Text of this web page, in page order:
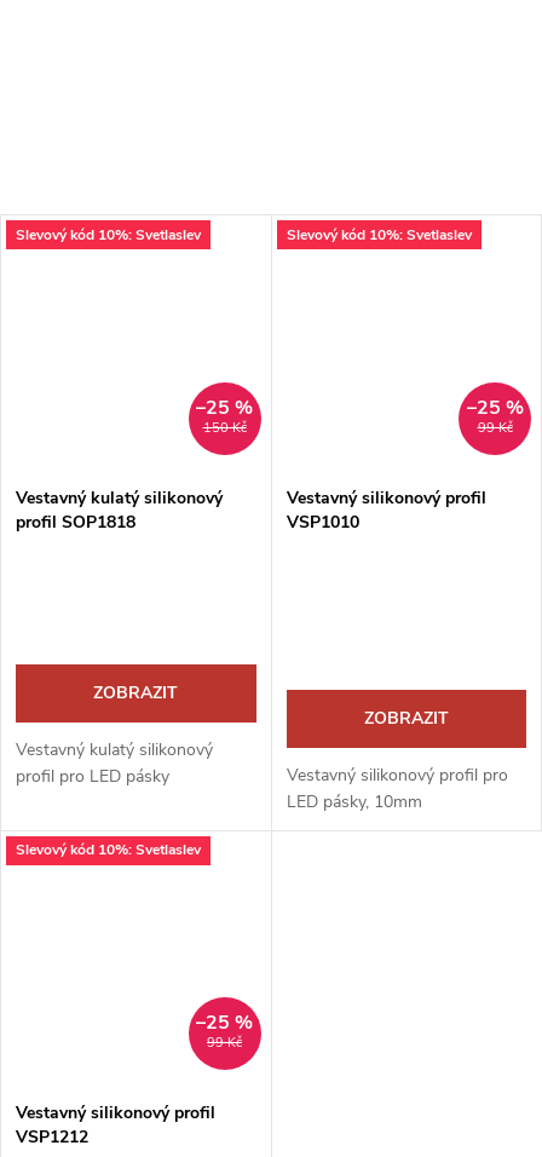
Slevový kód 10%: Svetlaslev
150 Kč
–25 %
Vestavný kulatý silikonový
profil SOP1818
ZOBRAZIT
Vestavný kulatý silikonový
profil pro LED pásky
Slevový kód 10%: Svetlaslev
99 Kč
–25 %
Vestavný silikonový profil
VSP1010
ZOBRAZIT
Vestavný silikonový profil pro
LED pásky, 10mm
Slevový kód 10%: Svetlaslev
99 Kč
–25 %
Vestavný silikonový profil
VSP1212